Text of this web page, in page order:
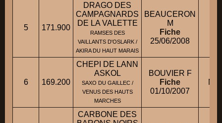
5 171.900
DRAGO DES
CAMPAGNARDS
DE LA VALETTE
RAMSES DES
VAILLANTS D'OSLARK /
AKIRA DU HAUT MARAIS
BEAUCERON
M
Fiche
25/06/2008
6 169.200
CHEPI DE LANN
ASKOL
SAXO DU GAILLEC /
VENUS DES HAUTS
MARCHES
BOUVIER F
Fiche
01/10/2007
M.
CARBONE DES